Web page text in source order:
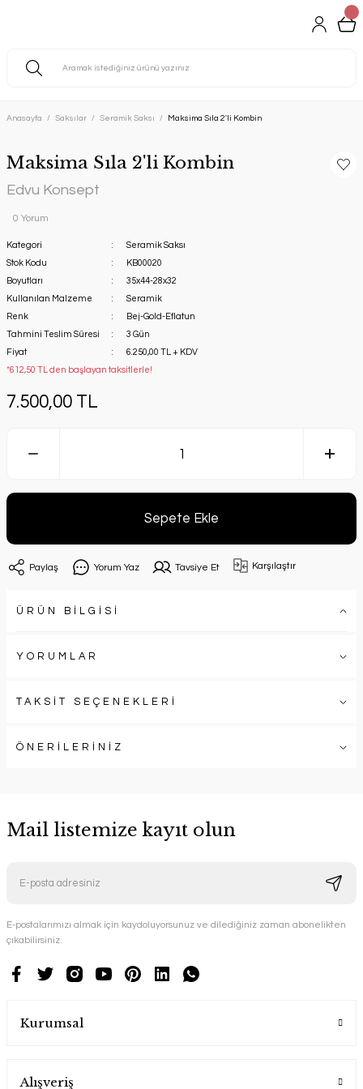
Anasayfa Saksılar Seramik Saksı Maksima Sıla 2'li Kombin
Maksima Sıla 2'li Kombin
Edvu Konsept
0 Yorum
Kategori
Seramik Saksı
Stok Kodu
KB00020
Boyutları
35x44-28x32
Kullanılan Malzeme
Seramik
Renk
Bej-Gold-Eflatun
Tahmini Teslim Süresi
3 Gün
Fiyat
6.250,00 TL + KDV
*612,50 TL den başlayan taksitlerle!
7.500,00 TL
Sepete Ekle
Paylaş Yorum Yaz Tavsiye Et Karşılaştır
ÜRÜN BİLGİSİ
YORUMLAR
TAKSİT SEÇENEKLERİ
ÖNERİLERİNİZ
Mail listemize kayıt olun
E-postalarımızı almak için kaydoluyorsunuz ve dilediğiniz zaman abonelikten
çıkabilirsiniz.
Kurumsal
Alışveriş